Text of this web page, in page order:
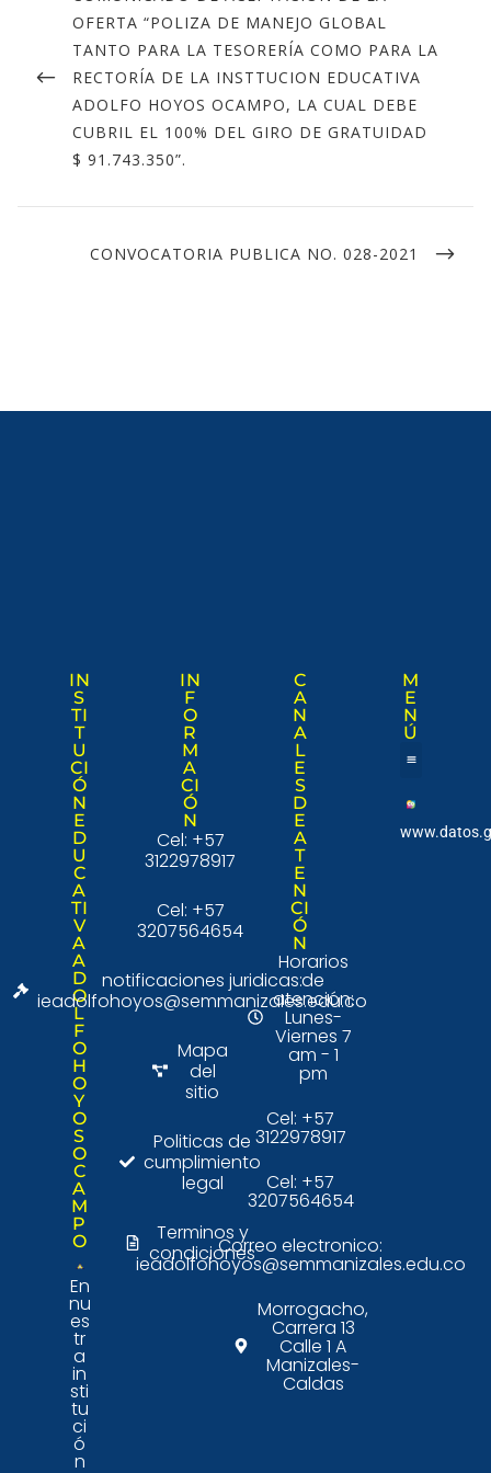
OFERTA “POLIZA DE MANEJO GLOBAL
TANTO PARA LA TESORERÍA COMO PARA LA
RECTORÍA DE LA INSTTUCION EDUCATIVA
ADOLFO HOYOS OCAMPO, LA CUAL DEBE
CUBRIL EL 100% DEL GIRO DE GRATUIDAD
$ 91.743.350”.
CONVOCATORIA PUBLICA NO. 028-2021
IN
S
TI
T
U
CI
Ó
N
E
D
U
C
A
TI
V
A
A
D
O
L
F
O
H
O
Y
O
S
O
C
A
M
P
O
En
nu
es
tr
a
in
sti
tu
ci
ó
n
IN
F
O
R
M
A
CI
Ó
N
Cel: +57
3122978917
Cel: +57
3207564654
notificaciones juridicas:
ieadolfohoyos@semmanizales.edu.co
Mapa
del
sitio
Politicas de
cumplimiento
legal
Terminos y
condiciones
C
A
N
A
L
E
S
D
E
A
T
E
N
CI
Ó
N
Horarios
de
atención:
Lunes-
Viernes 7
am - 1
pm
Cel: +57
3122978917
Cel: +57
3207564654
Correo electronico:
ieadolfohoyos@semmanizales.edu.co
Morrogacho,
Carrera 13
Calle 1 A
Manizales-
Caldas
M
E
N
Ú